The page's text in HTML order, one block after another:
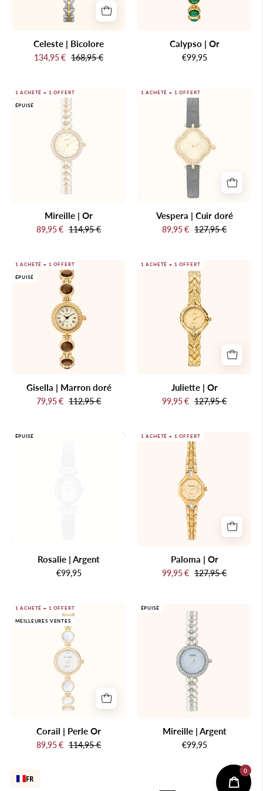
Celeste | Bicolore
134,95 € 168,95 €
Calypso | Or
€99,95
Mireille
|
Or
1 ACHETÉ = 1 OFFERT
ÉPUISÉ
Mireille | Or
89,95 € 114,95 €
Montre
or
avec
bracelet
noir
sur
fond
blanc
1 ACHETÉ = 1 OFFERT
Vespera | Cuir doré
89,95 € 127,95 €
Gisella
|
Marron
doré
1 ACHETÉ = 1 OFFERT
ÉPUISÉ
Gisella | Marron doré
79,95 € 112,95 €
Juliette
|
Or
1 ACHETÉ = 1 OFFERT
Juliette | Or
99,95 € 127,95 €
ÉPUISÉ
Rosalie | Argent
€99,95
Paloma
|
Or
1 ACHETÉ = 1 OFFERT
Paloma | Or
99,95 € 127,95 €
Montre
en
or
avec
cadran
blanc
et
pierres
décoratives
sur
1 ACHETÉ = 1 OFFERT
MEILLEURES VENTES
Corail | Perle Or
89,95 € 114,95 €
Mireille
|
Argent
ÉPUISÉ
Mireille | Argent
€99,95
FR